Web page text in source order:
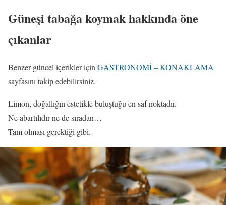
Güneşi tabağa koymak hakkında öne
çıkanlar
Benzer güncel içerikler için GASTRONOMİ – KONAKLAMA
sayfasını takip edebilirsiniz.
Limon, doğallığın estetikle buluştuğu en saf noktadır.
Ne abartılıdır ne de sıradan…
Tam olması gerektiği gibi.